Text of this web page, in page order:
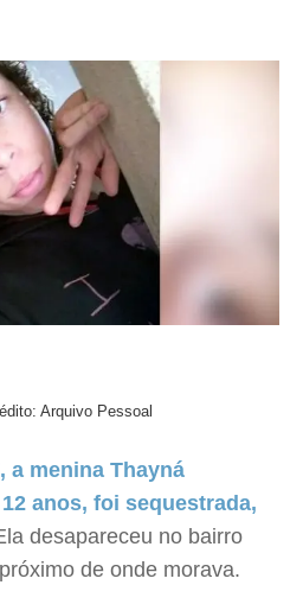
Arquivo Pessoal
a menina Thayná
anos, foi sequestrada,
desapareceu no bairro
de onde morava.